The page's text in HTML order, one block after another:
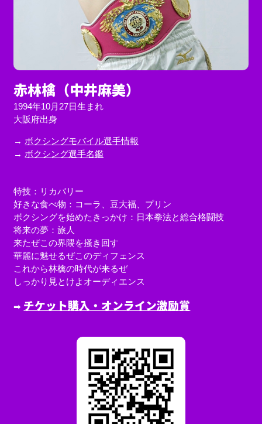
赤林檎（中井麻美）
1994年10月27日生まれ
大阪府出身
→ ボクシングモバイル選手情報
→ ボクシング選手名鑑
特技：リカバリー
好きな食べ物：コーラ、豆大福、プリン
ボクシングを始めたきっかけ：日本拳法と総合格闘技
将来の夢：旅人
来たぜこの界隈を掻き回す
華麗に魅せるぜこのディフェンス
これから林檎の時代が来るぜ
しっかり見とけよオーディエンス
➡︎ チケット購入・オンライン激励賞